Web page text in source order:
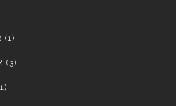
(1)
(3)